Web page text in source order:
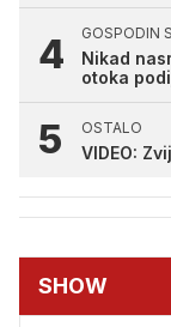
GOSPODIN
Nikad
otoka
OSTALO
VIDEO:
SHOW